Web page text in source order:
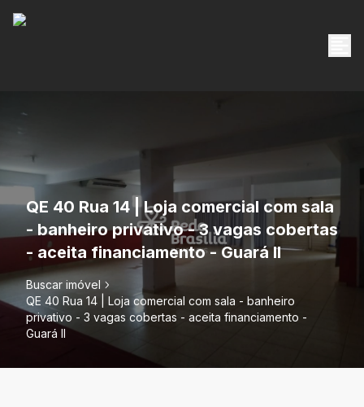
QE 40 Rua 14 | Loja comercial com sala
- banheiro privativo - 3 vagas cobertas
- aceita financiamento - Guará II
Buscar imóvel
QE 40 Rua 14 | Loja comercial com sala - banheiro
privativo - 3 vagas cobertas - aceita financiamento -
Guará II